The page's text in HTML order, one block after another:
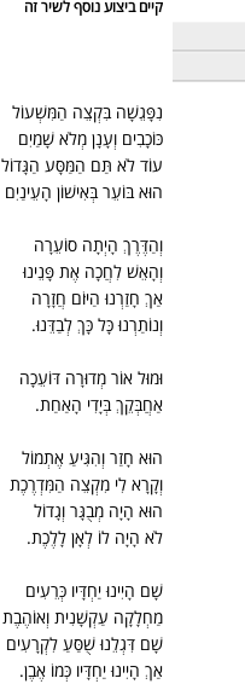
קיים ביצוע נוסף לשיר זה
נִפָּגֵשָׁה בִּקְצֵה הַמִּשְׁעוֹל
כּוֹכָבִים וְעָנָן מְלֹא שָׁמַיִם
עוֹד לֹא תַּם הַמַּסָּע הַגָּדוֹל
הוּא בּוֹעֵר בְּאִישׁוֹן הָעֵינַיִם
וְהַדֶּרֶךְ הָיְתָה סוֹעֵרָה
וְהָאֵשׁ לִחֲכָה אֶת פָּנֵינוּ
אַךְ חָזַרְנוּ הַיּוֹם חֲזָרָה
וְנוֹתַרְנוּ כָּל כָּךְ לְבַדֵּנוּ.
וּמוּל אוֹר מְדוּרָה דּוֹעֵכָה
אַחֲבְּקֵךְ בְּיָדִי הָאַחַת.
הוּא חָזַר וְהִגִּיעַ אֶתְמוֹל
וְקָרָא לִי מִקְצֵה הַמִּדְרֶכֶת
הוּא הָיָה מְבֻגָּר וְגָדוֹל
לֹא הָיָה לוֹ לְאָן לָלֶכֶת.
שָׁם הָיִינוּ יַחְדָּיו כְּרֵעִים
מַחְלָקָה עַקְשָׁנִית וְאוֹהֶבֶת
שָׁם דִּגְלֵנוּ שֻׁסַּעַ לִקְרָעִים
אַךְ הָיִינוּ יַחְדָּיו כְּמוֹ אֶבֶן.